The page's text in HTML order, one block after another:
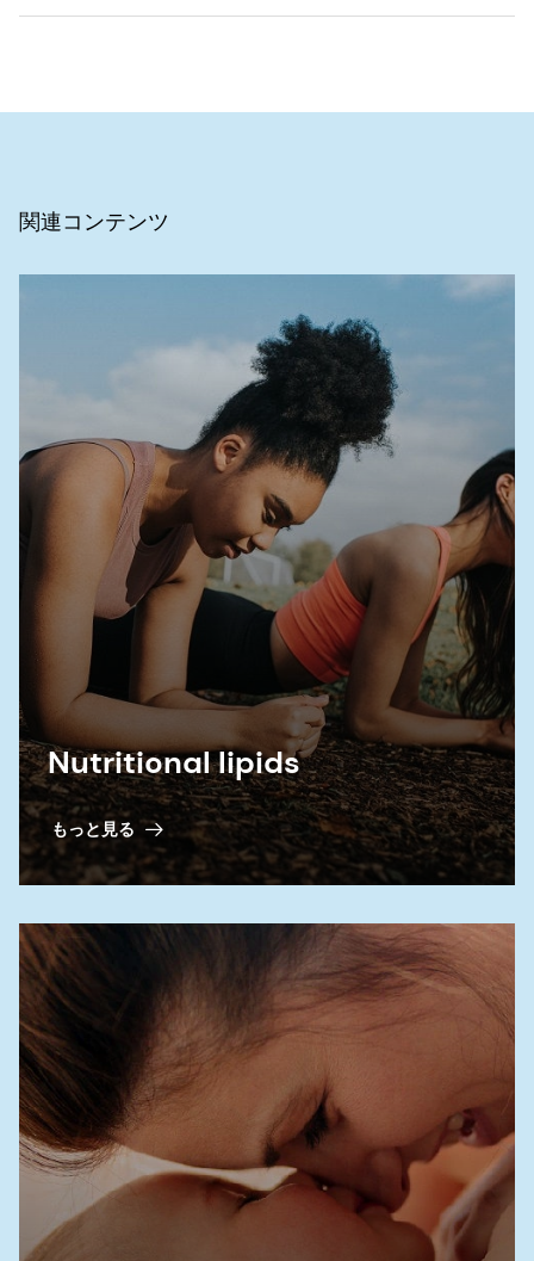
Ambulatory Care: Flying blind. Paris: OECD; 2018
Primary-and-Ambulatory-Care-April2018.pdf,
accessed 23 Aug 2023).
2 Jha AK. "Patient Safety - A Grand Challenge for
Healthcare Professionals and Policymakers Alike"
a Roundtable at Grand Challenges Meeting of
Bill& Melinda Gates Foundation, 18 October 2018
での発表。
3 Perucca& Bialer. カンナビジオールの経口バイオ
アベイラビリティと代謝排泄に影響する重要な側
面、および関連する臨床的意義。 カンナビノイ
ド・イン・ニューロロジー・アンド・サイカイアト
リー（Cannabinoids in Neurology and
Psychiatry）、34巻、795-800頁、（2020年）。
4 FDA.医薬品中の不純物としてのニトロソアミン；
健康リスク評価と緩和ワークショップ1日目. [PDF],
accessed 2022年4月1日.
5 Schlingemann J, et al. The Landscape of
Potential Small and Drug Substance Related
17:S0022-3549(22)00525-1 (2022).
6 Pham-Huy LA, He H, Pham-Huy C. Free radicals,
antioxidants in disease and health. Int J Biomed
Sci. 4(2):89-96 (2008).
関連コンテンツ
Nutritional lipids
もっと見る